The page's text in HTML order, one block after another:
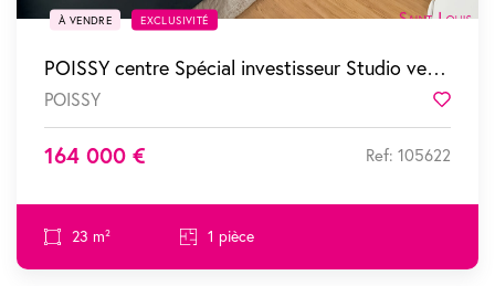
À VENDRE EXCLUSIVITÉ
POISSY centre Spécial investisseur Studio vendu loué
POISSY
164 000 € Ref: 105622
23 m² 1 pièce